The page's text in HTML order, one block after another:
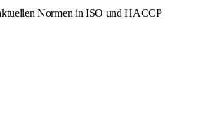
Normen in ISO und HACCP